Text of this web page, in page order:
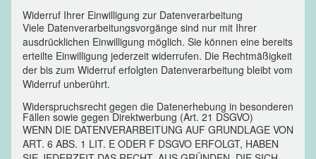
Widerruf Ihrer Einwilligung zur Datenverarbeitung
Viele Datenverarbeitungsvorgänge sind nur mit Ihrer
ausdrücklichen Einwilligung möglich. Sie können eine bereits
erteilte Einwilligung jederzeit widerrufen. Die Rechtmäßigkeit
der bis zum Widerruf erfolgten Datenverarbeitung bleibt vom
Widerruf unberührt.
Widerspruchsrecht gegen die Datenerhebung in besonderen
Fällen sowie gegen Direktwerbung (Art. 21 DSGVO)
WENN DIE DATENVERARBEITUNG AUF GRUNDLAGE VON
ART. 6 ABS. 1 LIT. E ODER F DSGVO ERFOLGT, HABEN